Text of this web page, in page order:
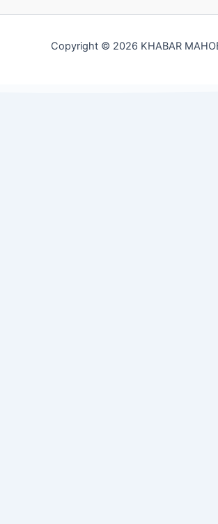
Copyright © 2026 KHABAR